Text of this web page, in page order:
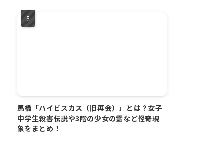
馬橋「ハイビスカス（旧再会）」とは？女子
中学生殺害伝説や3階の少女の霊など怪奇現
象をまとめ！